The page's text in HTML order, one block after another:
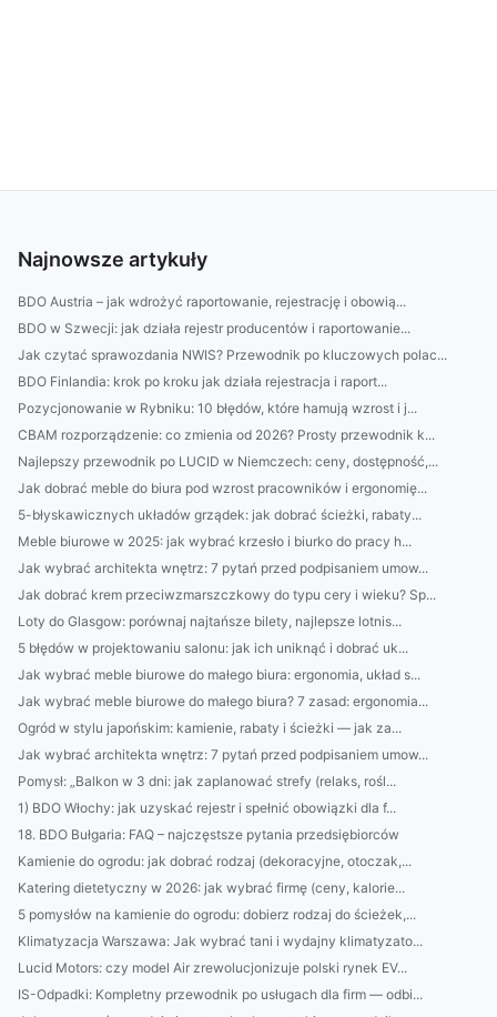
Najnowsze artykuły
BDO Austria – jak wdrożyć raportowanie, rejestrację i obowią...
BDO w Szwecji: jak działa rejestr producentów i raportowanie...
Jak czytać sprawozdania NWIS? Przewodnik po kluczowych polac...
BDO Finlandia: krok po kroku jak działa rejestracja i raport...
Pozycjonowanie w Rybniku: 10 błędów, które hamują wzrost i j...
CBAM rozporządzenie: co zmienia od 2026? Prosty przewodnik k...
Najlepszy przewodnik po LUCID w Niemczech: ceny, dostępność,...
Jak dobrać meble do biura pod wzrost pracowników i ergonomię...
5-błyskawicznych układów grządek: jak dobrać ścieżki, rabaty...
Meble biurowe w 2025: jak wybrać krzesło i biurko do pracy h...
Jak wybrać architekta wnętrz: 7 pytań przed podpisaniem umow...
Jak dobrać krem przeciwzmarszczkowy do typu cery i wieku? Sp...
Loty do Glasgow: porównaj najtańsze bilety, najlepsze lotnis...
5 błędów w projektowaniu salonu: jak ich uniknąć i dobrać uk...
Jak wybrać meble biurowe do małego biura: ergonomia, układ s...
Jak wybrać meble biurowe do małego biura? 7 zasad: ergonomia...
Ogród w stylu japońskim: kamienie, rabaty i ścieżki — jak za...
Jak wybrać architekta wnętrz: 7 pytań przed podpisaniem umow...
Pomysł: „Balkon w 3 dni: jak zaplanować strefy (relaks, rośl...
1) BDO Włochy: jak uzyskać rejestr i spełnić obowiązki dla f...
18. BDO Bułgaria: FAQ – najczęstsze pytania przedsiębiorców
Kamienie do ogrodu: jak dobrać rodzaj (dekoracyjne, otoczak,...
Katering dietetyczny w 2026: jak wybrać firmę (ceny, kalorie...
5 pomysłów na kamienie do ogrodu: dobierz rodzaj do ścieżek,...
Klimatyzacja Warszawa: Jak wybrać tani i wydajny klimatyzato...
Lucid Motors: czy model Air zrewolucjonizuje polski rynek EV...
IS-Odpadki: Kompletny przewodnik po usługach dla firm — odbi...